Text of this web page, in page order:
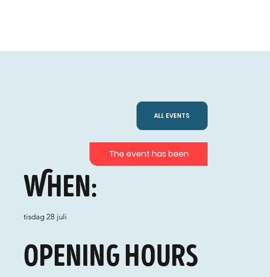
ALL EVENTS
When:
tisdag 28 juli
Opening hours
The event has been